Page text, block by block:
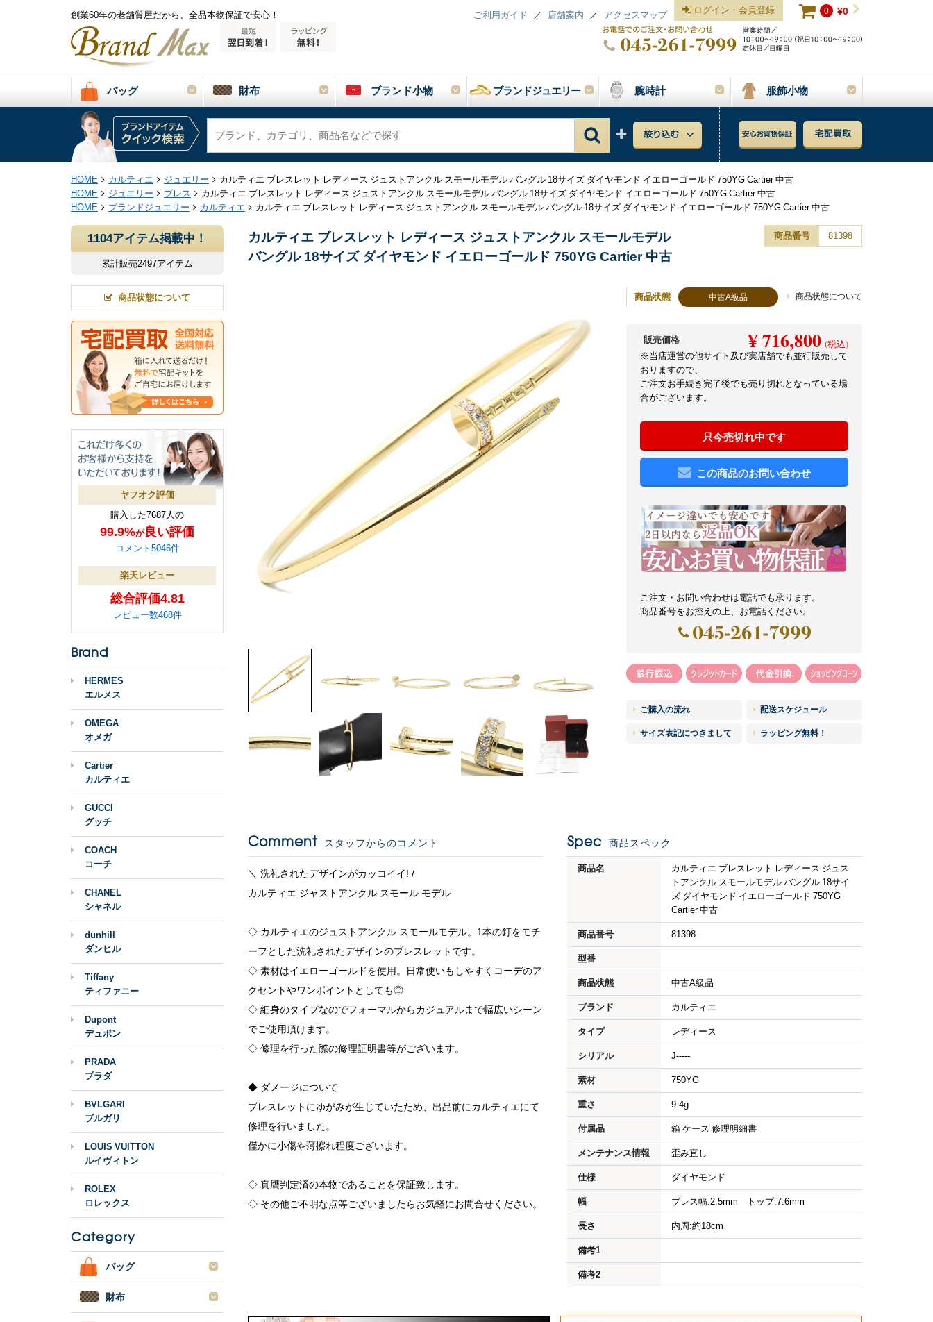
創業60年の老舗質屋だから、全品本物保証で安心！ 0 ¥0
ログイン・会員登録
ご利用ガイド 店舗案内 アクセスマップ
バッグ 財布 ブランド小物 ブランドジュエリー 腕時計 服飾小物
HOME カルティエ ジュエリー
カルティエ ブレスレット レディース ジュストアンクル スモールモデル バングル 18サイズ ダイヤモンド イエローゴールド 750YG Cartier 中古
HOME
ジュエリー ブレス
カルティエ ブレスレット レディース ジュストアンクル スモールモデル バングル 18サイズ ダイヤモンド イエローゴールド 750YG Cartier 中古
HOME
ブランドジュエリー カルティエ カルティエ ブレスレット レディース ジュストアンクル スモールモデル バングル 18サイズ ダイヤモンド イエローゴールド 750YG Cartier 中古
カルティエ ブレスレット レディース ジュストアンクル スモールモデル
バングル 18サイズ ダイヤモンド イエローゴールド 750YG Cartier 中古
商品番号 81398
商品状態 中古A級品 商品状態について
販売価格 ¥ 716,800 (税込)
※当店運営の他サイト及び実店舗でも並行販売して
おりますので、
ご注文お手続き完了後でも売り切れとなっている場
合がございます。
只今売切れ中です
この商品のお問い合わせ
ご注文・お問い合わせは電話でも承ります。
商品番号をお控えの上、お電話ください。
ご購入の流れ 配送スケジュール
サイズ表記につきまして ラッピング無料！
Comment スタッフからのコメント
＼ 洗礼されたデザインがカッコイイ! /
カルティエ ジャストアンクル スモール モデル
◇ カルティエのジュストアンクル スモールモデル。1本の釘をモチ
ーフとした洗礼されたデザインのブレスレットです。
◇ 素材はイエローゴールドを使用。日常使いもしやすくコーデのア
クセントやワンポイントとしても◎
◇ 細身のタイプなのでフォーマルからカジュアルまで幅広いシーン
でご使用頂けます。
◇ 修理を行った際の修理証明書等がございます。
◆ ダメージについて
ブレスレットにゆがみが生じていたため、出品前にカルティエにて
修理を行いました。
僅かに小傷や薄擦れ程度ございます。
◇ 真贋判定済の本物であることを保証致します。
◇ その他ご不明な点等ございましたらお気軽にお問合せください。
Spec 商品スペック
商品名
カルティエ ブレスレット レディース ジュス
トアンクル スモールモデル バングル 18サイ
ズ ダイヤモンド イエローゴールド 750YG
Cartier 中古
商品番号 81398
型番
商品状態 中古A級品
ブランド カルティエ
タイプ レディース
シリアル J-----
素材 750YG
重さ 9.4g
付属品 箱 ケース 修理明細書
メンテナンス情報 歪み直し
仕様 ダイヤモンド
幅 ブレス幅:2.5mm トップ:7.6mm
長さ 内周:約18cm
備考1
備考2
1104アイテム掲載中！
累計販売2497アイテム
商品状態について
ヤフオク評価
購入した7687人の
99.9%が良い評価
コメント5046件
楽天レビュー
総合評価4.81
レビュー数468件
Brand
HERMES
エルメス
OMEGA
オメガ
Cartier
カルティエ
GUCCI
グッチ
COACH
コーチ
CHANEL
シャネル
dunhill
ダンヒル
Tiffany
ティファニー
Dupont
デュポン
PRADA
プラダ
BVLGARI
ブルガリ
LOUIS VUITTON
ルイヴィトン
ROLEX
ロレックス
Category
バッグ
財布